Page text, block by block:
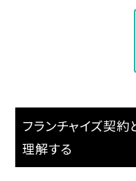
フランチャイズ契
理解する